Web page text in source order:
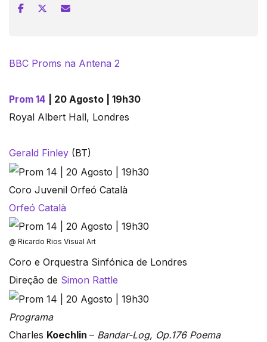
BBC Proms na Antena 2
Prom 14
| 20 Agosto | 19h30
Royal Albert Hall, Londres
Gerald Finley (BT)
Coro Juvenil Orfeó Català
Orfeó Català
@ Ricardo Rios Visual Art
Coro e Orquestra Sinfónica de Londres
Direção de Simon Rattle
Programa
Charles Koechlin – Bandar-Log, Op.176 Poema